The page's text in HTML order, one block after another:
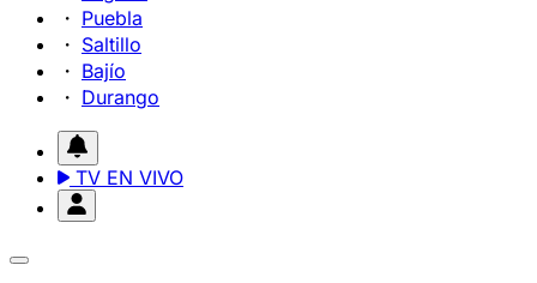
Puebla
Saltillo
Bajío
Durango
TV EN VIVO